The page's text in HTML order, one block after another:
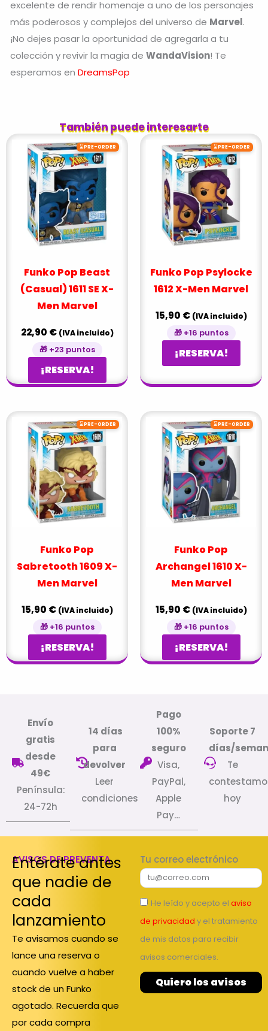
excelente de rendir homenaje a uno de los personajes
más poderosos y complejos del universo de Marvel.
¡No dejes pasar la oportunidad de agregarla a tu
colección y revivir la magia de WandaVision! Te
esperamos en DreamsPop
También puede interesarte
⌛PRE-ORDER
Funko Pop Beast
(Casual) 1611 SE X-
Men Marvel
22,90 € (IVA incluido)
🎁 +23 puntos
¡RESERVA!
⌛PRE-ORDER
Funko Pop Psylocke
1612 X-Men Marvel
15,90 € (IVA incluido)
🎁 +16 puntos
¡RESERVA!
⌛PRE-ORDER
Funko Pop
Sabretooth 1609 X-
Men Marvel
15,90 € (IVA incluido)
🎁 +16 puntos
¡RESERVA!
⌛PRE-ORDER
Funko Pop
Archangel 1610 X-
Men Marvel
15,90 € (IVA incluido)
🎁 +16 puntos
¡RESERVA!
Envío
gratis
desde
49€
Península:
24-72h
14 días
para
devolver
Leer
condiciones
Pago
100%
seguro
Visa,
PayPal,
Apple
Pay…
Soporte 7
días/
Te
hoy
AVISOS DE PREVENTA
Entérate antes
que nadie de
cada
lanzamiento
Te avisamos cuando se
lance una reserva o
cuando vuelve a haber
stock de un Funko
agotado. Recuerda que
por cada compra
Tu correo electrónico
He leído y acepto el aviso
de privacidad y el tratamiento
de mis datos para recibir
avisos comerciales.
Quiero los avisos